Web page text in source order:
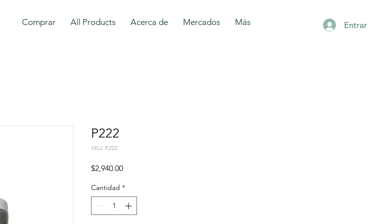
Comprar All Products Acerca de Mercados Más Entrar
P222
SKU: P222
$2,940.00Precio
Cantidad *